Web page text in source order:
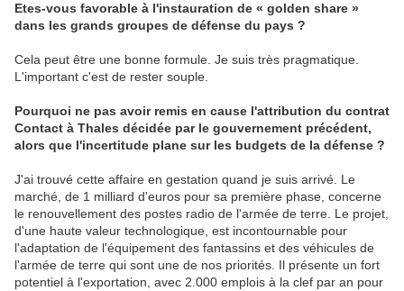
Etes-vous favorable à l'instauration de « golden share »
dans les grands groupes de défense du pays ?
Cela peut être une bonne formule. Je suis très pragmatique.
L'important c'est de rester souple.
Pourquoi ne pas avoir remis en cause l'attribution du contrat
Contact à Thales décidée par le gouvernement précédent,
alors que l'incertitude plane sur les budgets de la défense ?
J'ai trouvé cette affaire en gestation quand je suis arrivé. Le
marché, de 1 milliard d'euros pour sa première phase, concerne
le renouvellement des postes radio de l'armée de terre. Le projet,
d'une haute valeur technologique, est incontournable pour
l'adaptation de l'équipement des fantassins et des véhicules de
l'armée de terre qui sont une de nos priorités. Il présente un fort
potentiel à l'exportation, avec 2.000 emplois à la clef par an pour